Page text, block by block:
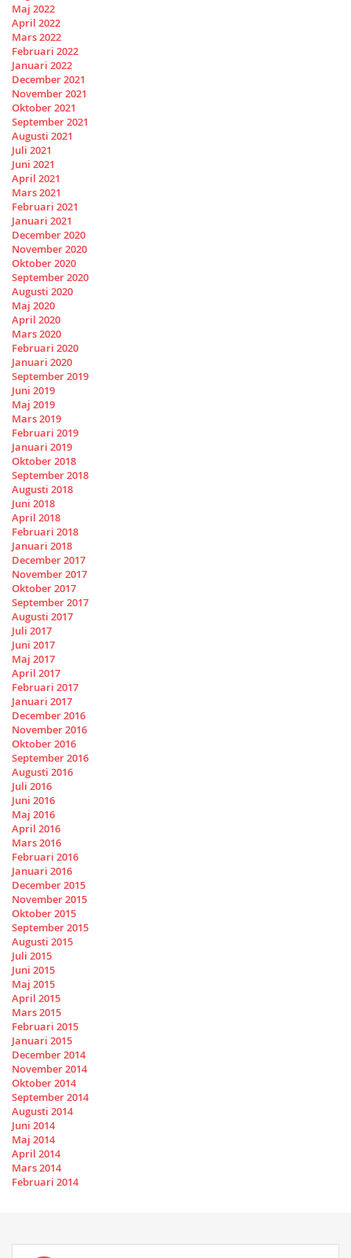
Maj 2022
April 2022
Mars 2022
Februari 2022
Januari 2022
December 2021
November 2021
Oktober 2021
September 2021
Augusti 2021
Juli 2021
Juni 2021
April 2021
Mars 2021
Februari 2021
Januari 2021
December 2020
November 2020
Oktober 2020
September 2020
Augusti 2020
Maj 2020
April 2020
Mars 2020
Februari 2020
Januari 2020
September 2019
Juni 2019
Maj 2019
Mars 2019
Februari 2019
Januari 2019
Oktober 2018
September 2018
Augusti 2018
Juni 2018
April 2018
Februari 2018
Januari 2018
December 2017
November 2017
Oktober 2017
September 2017
Augusti 2017
Juli 2017
Juni 2017
Maj 2017
April 2017
Februari 2017
Januari 2017
December 2016
November 2016
Oktober 2016
September 2016
Augusti 2016
Juli 2016
Juni 2016
Maj 2016
April 2016
Mars 2016
Februari 2016
Januari 2016
December 2015
November 2015
Oktober 2015
September 2015
Augusti 2015
Juli 2015
Juni 2015
Maj 2015
April 2015
Mars 2015
Februari 2015
Januari 2015
December 2014
November 2014
Oktober 2014
September 2014
Augusti 2014
Juni 2014
Maj 2014
April 2014
Mars 2014
Februari 2014